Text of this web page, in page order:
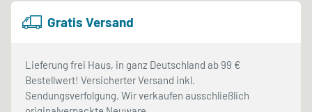
Gratis Versand
Lieferung frei Haus, in ganz Deutschland ab 99 €
Bestellwert! Versicherter Versand inkl.
Sendungsverfolgung. Wir verkaufen ausschließlich